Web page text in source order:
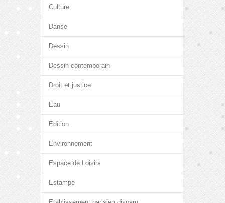
Culture
Danse
Dessin
Dessin contemporain
Droit et justice
Eau
Edition
Environnement
Espace de Loisirs
Estampe